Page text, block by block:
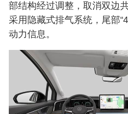
部结构经过调整，取消双边
采用隐藏式排气系统，尾部
动力信息。